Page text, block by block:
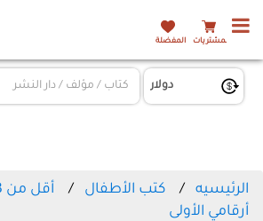
المشتريات المفضلة
الرئيسيه كتب الأطفال
أقل من 3 سنوات
أرقامي الأولى